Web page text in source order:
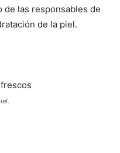
de las responsables de
de la piel.